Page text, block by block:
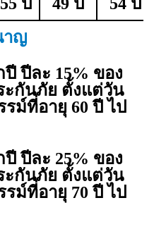
าญ
ปีละ 15% ของ
ะกันภัย ตั้งแต่วัน
ม์ที่อายุ 60 ปี ไป
ปีละ 25% ของ
ะกันภัย ตั้งแต่วัน
ม์ที่อายุ 70 ปี ไป